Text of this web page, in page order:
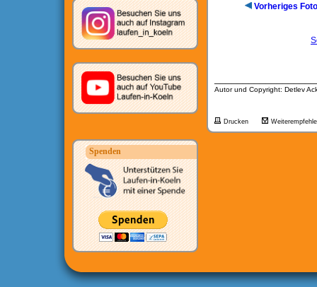
Spenden
Vorheriges Foto
Autor und Copyright: Detlev
Drucken